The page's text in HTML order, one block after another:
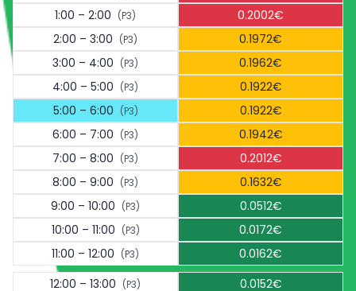
1:00 – 2:00 (P3)
0.2002€
2:00 – 3:00 (P3)
0.1972€
3:00 – 4:00 (P3)
0.1962€
4:00 – 5:00 (P3)
0.1922€
5:00 – 6:00 (P3)
0.1922€
6:00 – 7:00 (P3)
0.1942€
7:00 – 8:00 (P3)
0.2012€
8:00 – 9:00 (P3)
0.1632€
9:00 – 10:00 (P3)
0.0512€
10:00 – 11:00 (P3)
0.0172€
11:00 – 12:00 (P3)
0.0162€
12:00 – 13:00 (P3)
0.0152€